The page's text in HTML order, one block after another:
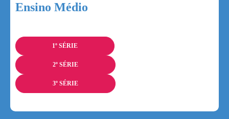
Ensino Médio
1º SÉRIE
2º SÉRIE
3º SÉRIE